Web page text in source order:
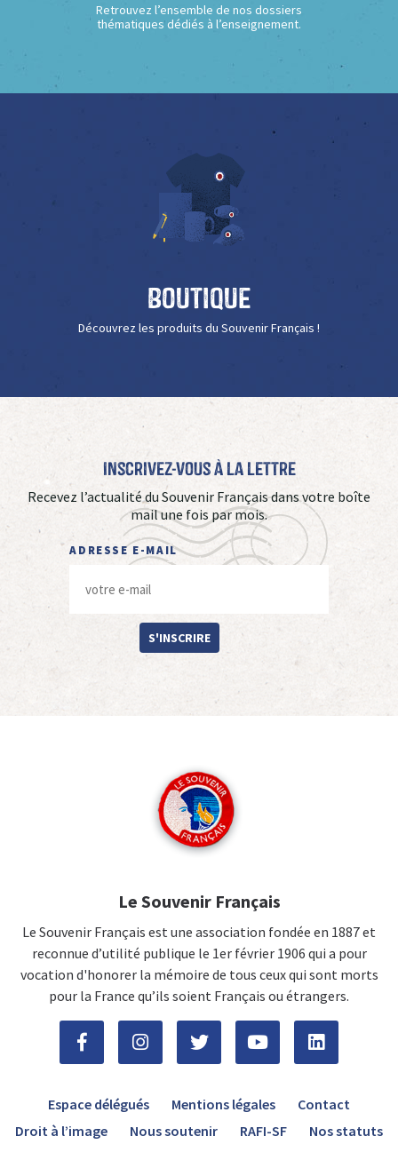
Retrouvez l’ensemble de nos dossiers
thématiques dédiés à l’enseignement.
Boutique
Découvrez les produits du Souvenir Français !
Inscrivez-vous à La Lettre
Recevez l’actualité du Souvenir Français dans votre boîte
mail une fois par mois.
ADRESSE E-MAIL
S'INSCRIRE
Le Souvenir Français
Le Souvenir Français est une association fondée en 1887 et
reconnue d’utilité publique le 1er février 1906 qui a pour
vocation d'honorer la mémoire de tous ceux qui sont morts
pour la France qu’ils soient Français ou étrangers.
Espace délégués Mentions légales
Contact
Droit à l’image
Nous soutenir RAFI-SF Nos statuts